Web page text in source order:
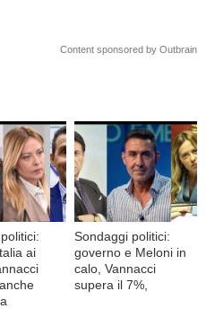
Content sponsored by Outbrain
ai
Sondaggi politici:
governo e Meloni in
calo, Vannacci
supera il 7%,